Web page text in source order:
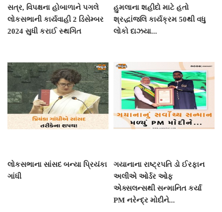
સત્ર, વિપક્ષના હોબાળાને પગલે
લોકસભાની કાર્યવાહી 2 ડિસેમ્બર
2024 સુધી કરાઈ સ્થગિત
હુમલાના શહીદો માટે હતો
શ્રદ્ધાંજલિ કાર્યક્રમ 50થી વધુ
લોકો દાઝયા...
લોકસભાના સાંસદ બન્યા પ્રિયંકા
ગાંધી
ગયાનાના રાષ્ટ્રપતિ ડો ઈરફાન
અલીએ ઓર્ડર ઓફ
એક્સલન્સથી સન્માનિત કર્યા
PM નરેન્દ્ર મોદીને...